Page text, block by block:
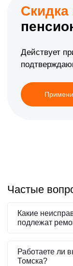
Скидка
Действует
Частые
Какие
подлежат
Работаете ли
Томска?